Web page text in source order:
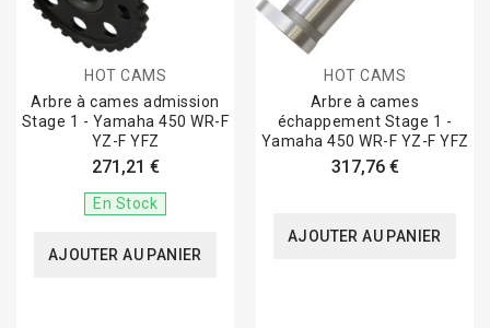
HOT CAMS
Arbre à cames admission
Stage 1 - Yamaha 450 WR-F
YZ-F YFZ
271,21 €
En Stock
AJOUTER AU PANIER
HOT CAMS
Arbre à cames
échappement Stage 1 -
Yamaha 450 WR-F YZ-F YFZ
317,76 €
AJOUTER AU PANIER